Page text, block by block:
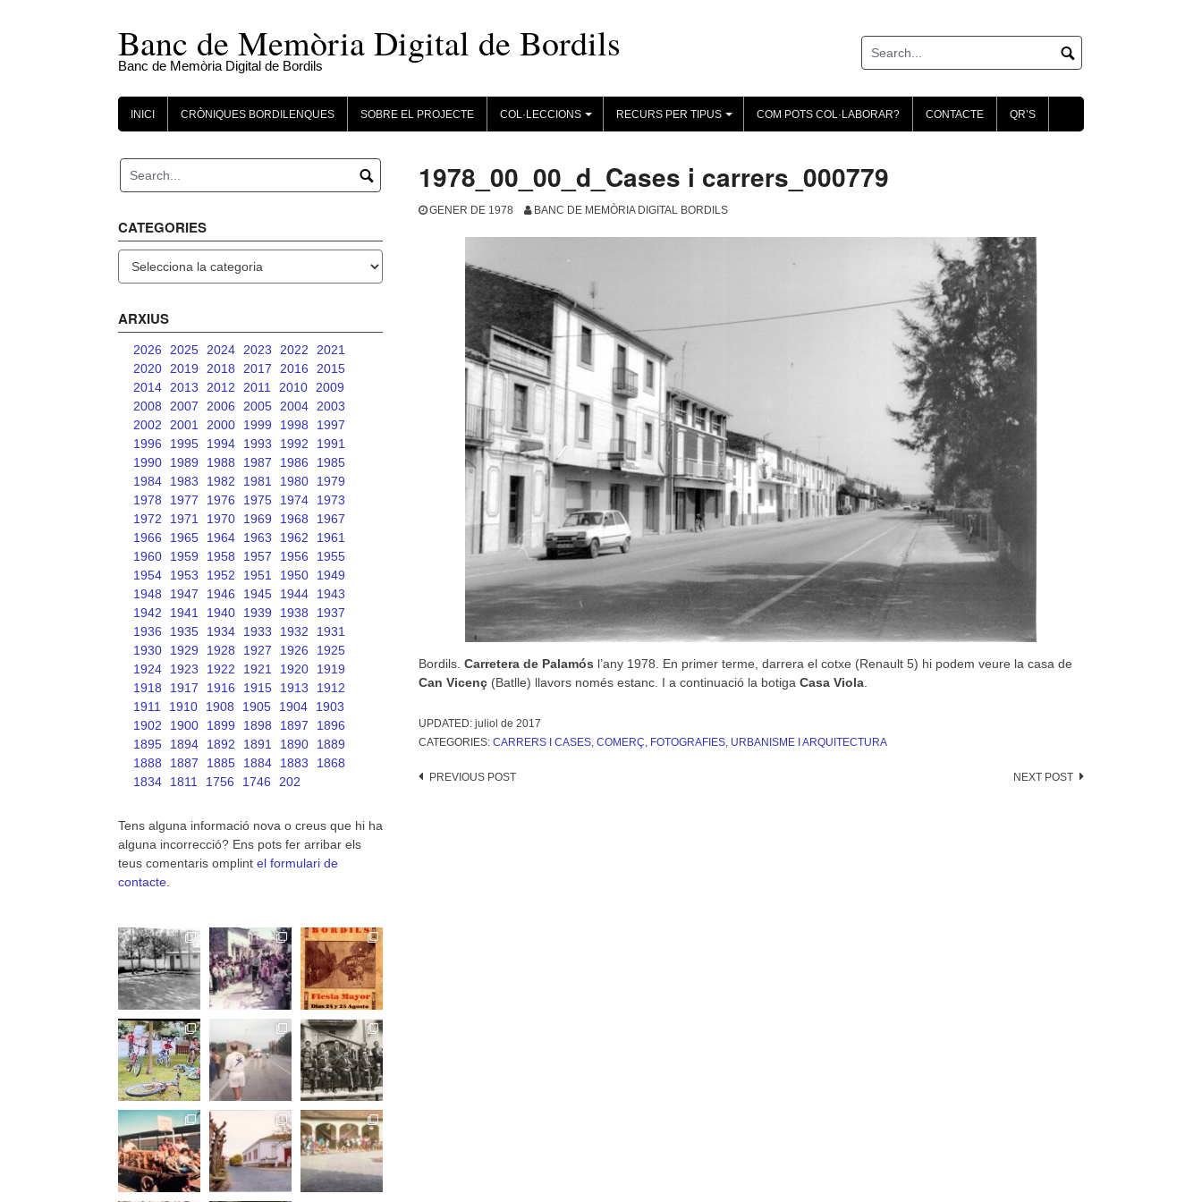
Banc de Memòria Digital de Bordils
Banc de Memòria Digital de Bordils
INICI CRÒNIQUES BORDILENQUES SOBRE EL PROJECTE
+
COL·LECCIONS
+
RECURS PER TIPUS COM POTS COL·LABORAR? CONTACTE QR’S
1978_00_00_d_Cases i carrers_000779
GENER DE 1978 BANC DE MEMÒRIA DIGITAL BORDILS
Bordils. Carretera de Palamós l’any 1978. En primer terme, darrera el cotxe (Renault 5) hi podem veure la casa de
Can Vicenç (Batlle) llavors només estanc. I a continuació la botiga Casa Viola.
UPDATED: juliol de 2017
CATEGORIES: CARRERS I CASES, COMERÇ, FOTOGRAFIES, URBANISME I ARQUITECTURA
Post
PREVIOUS POST NEXT POST
CATEGORIES
ARXIUS
2026 2025 2024 2023 2022
2021
2020
2019 2018 2017 2016
2015
2014
2013 2012 2011 2010
2009
2008
2007 2006 2005 2004
2003
2002
2001 2000 1999 1998
1997
1996
1995 1994 1993 1992
1991
1990
1989 1988 1987 1986
1985
1984
1983 1982 1981 1980
1979
1978
1977 1976 1975 1974
1973
1972
1971 1970 1969 1968
1967
1966
1965 1964 1963 1962
1961
1960
1959 1958 1957 1956
1955
1954
1953 1952 1951 1950
1949
1948
1947 1946 1945 1944
1943
1942
1941 1940 1939 1938
1937
1936
1935 1934 1933 1932
1931
1930
1929 1928 1927 1926
1925
1924
1923 1922 1921 1920
1919
1918
1917 1916 1915 1913
1912
1911
1910 1908 1905 1904
1903
1902
1900 1899 1898 1897
1896
1895
1894 1892 1891 1890
1889
1888
1887 1885 1884 1883
1868
1834
1811 1756 1746 202
Tens alguna informació nova o creus que hi ha
alguna incorrecció? Ens pots fer arribar els
teus comentaris omplint el formulari de
contacte